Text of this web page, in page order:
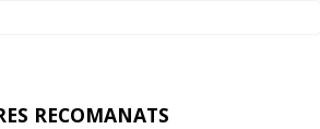
RECOMANATS